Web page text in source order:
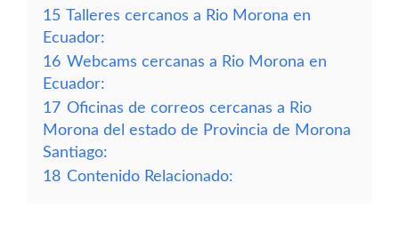
15 Talleres cercanos a Rio Morona en
Ecuador:
16 Webcams cercanas a Rio Morona en
Ecuador:
17 Oficinas de correos cercanas a Rio
Morona del estado de Provincia de Morona
Santiago:
18 Contenido Relacionado: